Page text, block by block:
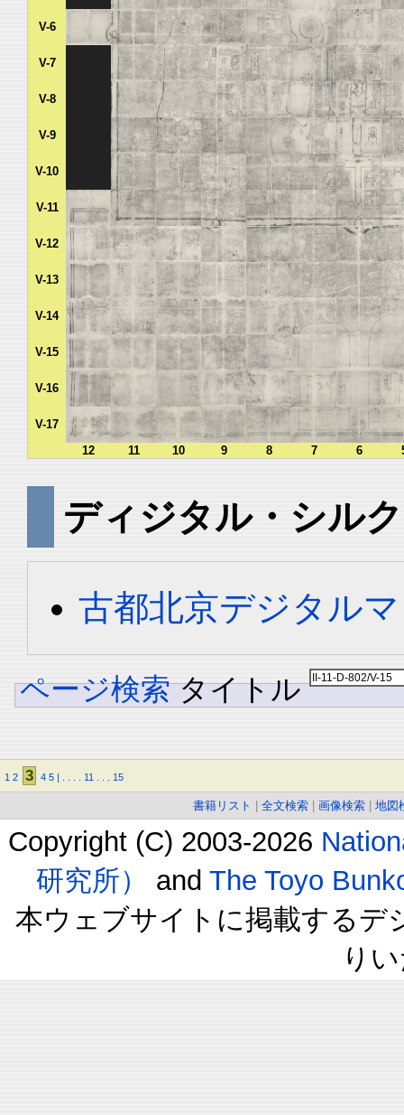
V-6
V-7
V-8
V-9
V-10
V-11
V-12
V-13
V-14
V-15
V-16
V-17
12
11 10 9 8 7 6
ディジタル・シル
古都北京デジタル
ページ検索 タイトル
1 2 3 4 5 | 11 15
書籍リスト 全文検索 画像検索 地図
Copyright (C) 2003-2026
研究所）
and The Toyo
本ウェブサイトに掲載するデ
り